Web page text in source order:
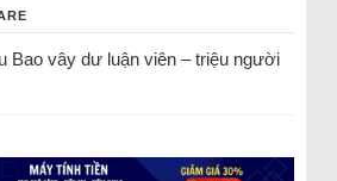
Bao vây dư luận viên – triệu người